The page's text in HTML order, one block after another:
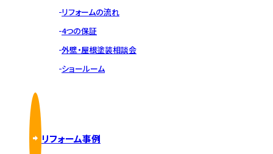
リフォームの流れ
4つの保証
外壁・屋根塗装相談会
ショールーム
リフォーム事例